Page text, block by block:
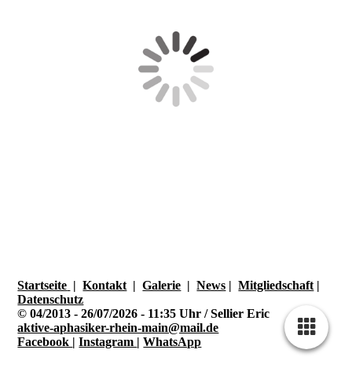
Startseite |Kontakt |Galerie |News |Mitgliedschaft |
Datenschutz
©04/2013 - 26/07/2026 - 11:35 Uhr / Sellier Eric
aktive-aphasiker-rhein-main@mail.de
Facebook |Instagram |WhatsApp